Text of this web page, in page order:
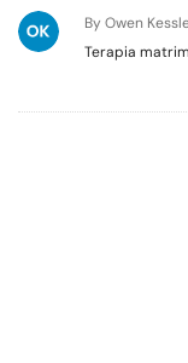
By Owen
Terapia